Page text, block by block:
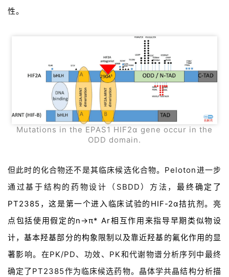
性。
Mutations in the EPAS1 HIF2α gene occur in the
ODD domain.
但此时的化合物还不是其临床候选化合物。Peloton进一步
通过基于结构的药物设计（SBDD）方法，最终确定了
PT2385，这是第一个进入临床试验的HIF-2α拮抗剂。亮
点包括使用假定的n→π* Ar相互作用来指导早期类似物设
计，基本羟基部分的构象限制以及靠近羟基的氟化作用的显
著影响。在PK/PD、功效、PK和代谢物谱分析序列中最终
确定了PT2385作为临床候选药物。晶体学共晶结构分析描